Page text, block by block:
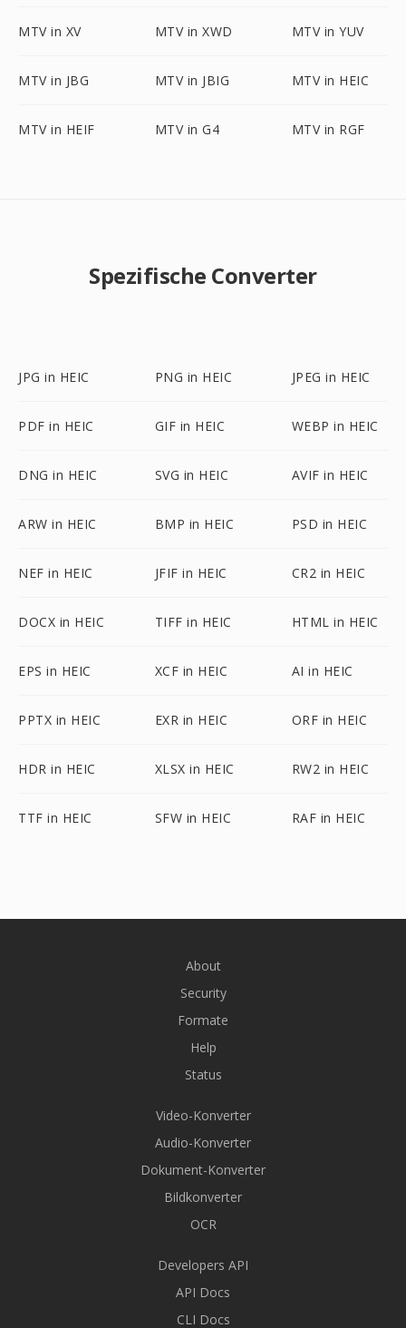
MTV in XV MTV in XWD MTV in YUV
MTV in JBG MTV in JBIG MTV in HEIC
MTV in HEIF MTV in G4 MTV in RGF
Spezifische Converter
JPG in HEIC PNG in HEIC JPEG in HEIC
PDF in HEIC GIF in HEIC WEBP in HEIC
DNG in HEIC SVG in HEIC AVIF in HEIC
ARW in HEIC BMP in HEIC PSD in HEIC
NEF in HEIC JFIF in HEIC CR2 in HEIC
DOCX in HEIC TIFF in HEIC HTML in HEIC
EPS in HEIC XCF in HEIC AI in HEIC
PPTX in HEIC EXR in HEIC ORF in HEIC
HDR in HEIC XLSX in HEIC RW2 in HEIC
TTF in HEIC SFW in HEIC RAF in HEIC
About
Security
Formate
Help
Status
Video-Konverter
Audio-Konverter
Dokument-Konverter
Bildkonverter
OCR
Developers API
API Docs
CLI Docs